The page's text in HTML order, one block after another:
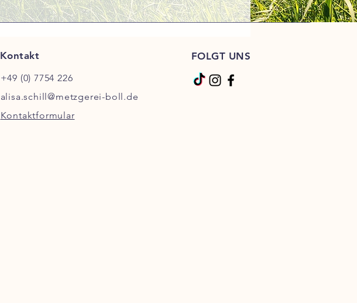
Kontakt
+49 (0) 7754 226
alisa.schill@metzgerei-boll.de
Kontaktformular
FOLGT UNS